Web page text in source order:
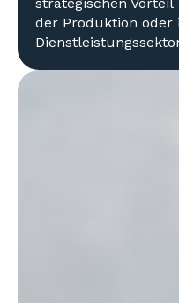
der Produktion oder